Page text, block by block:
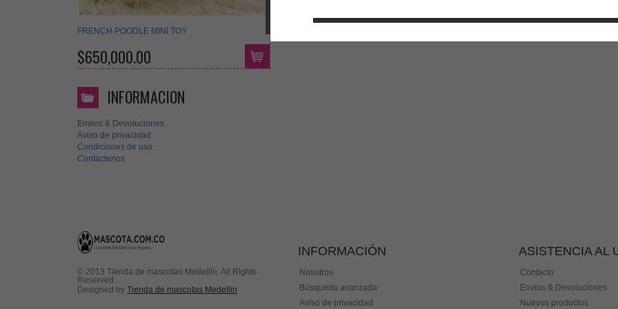
FRENCH POODLE MINI TOY
$650,000.00
INFORMACION
Envios & Devoluciones
Aviso de privacidad
Condiciones de uso
Contactenos
© 2013 Tienda de mascotas Medellín. All Rights
Reserved.
Designed by Tienda de mascotas Medellin
INFORMACIÓN
Nosotros
Búsqueda avanzada
Aviso de privacidad
ASISTENCIA AL
Contacto
Envios & Devoluciones
Nuevos productos